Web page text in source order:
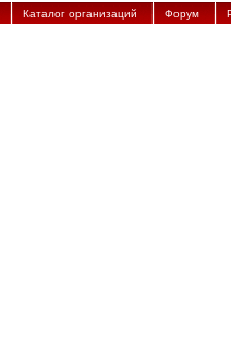
Каталог организаций Форум